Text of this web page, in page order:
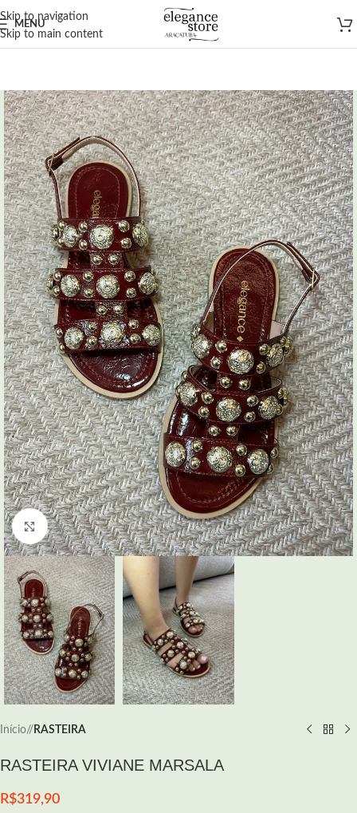
Skip to navigation
Skip to main content
MENU
Click to enlarge
Início/ RASTEIRA
RASTEIRA VIVIANE MARSALA
R$319,90